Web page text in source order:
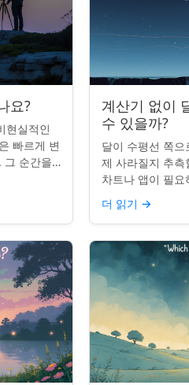
요?
현실적인
빠르게 변
그 순간을
계산기 없이
수 있을까?
달이 수평선 쪽
제 사라질지 추측
차트나 앱이 필
요령만 있으면
시간을 알고...
더 읽기 →